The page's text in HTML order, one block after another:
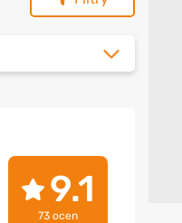
9.1
73 ocen